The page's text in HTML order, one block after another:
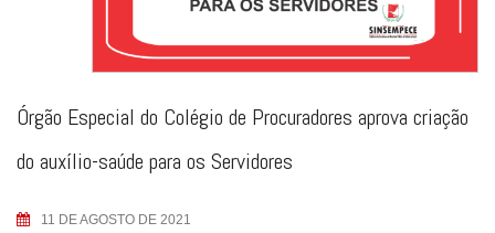
Órgão Especial do Colégio de Procuradores aprova criação
do auxílio-saúde para os Servidores
11 DE AGOSTO DE 2021